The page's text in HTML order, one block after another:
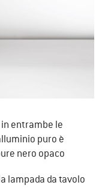
in entrambe le
puro è
nero opaco
lampada da tavolo